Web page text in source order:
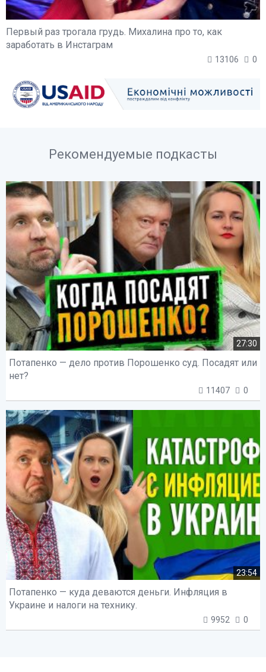
Первый раз трогала грудь. Михалина про то, как
заработать в Инстаграм
13106 0
Рекомендуемые подкасты
27:30
Потапенко — дело против Порошенко суд. Посадят или
нет?
11407 0
23:54
Потапенко — куда деваются деньги. Инфляция в
Украине и налоги на технику.
9952 0